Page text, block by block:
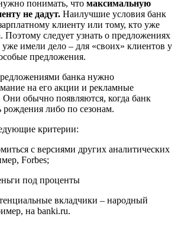
понимать, что максимальную
не дадут. Наилучшие условия банк
клиенту или тому, кто уже
Поэтому следует узнать о предложениях
имели дело – для «своих» клиентов у
предложения.
банка нужно
на его акции и рекламные
обычно появляются, когда банк
рождения либо по сезонам.
критерии:
с версиями других аналитических
Forbes;
вкладчики – народный
на banki.ru.